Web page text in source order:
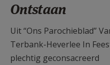
MIJN PAROCHIE
AANMELDEN OF
Ontstaan
Uit “Ons Parochieblad”
Terbank-Heverlee In
plechtig geconsacreerd